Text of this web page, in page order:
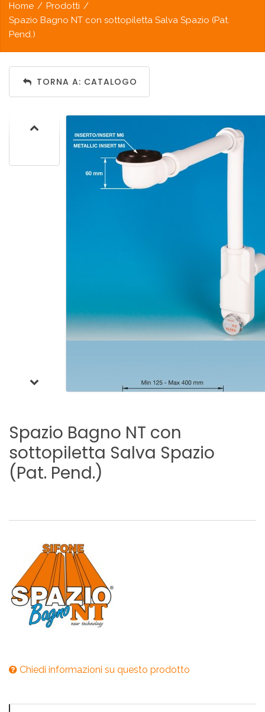
Home / Prodotti /
Spazio Bagno NT con sottopiletta Salva Spazio (Pat.
Pend.)
TORNA A: CATALOGO
Spazio Bagno NT con
sottopiletta Salva Spazio
(Pat. Pend.)
Chiedi informazioni su questo prodotto